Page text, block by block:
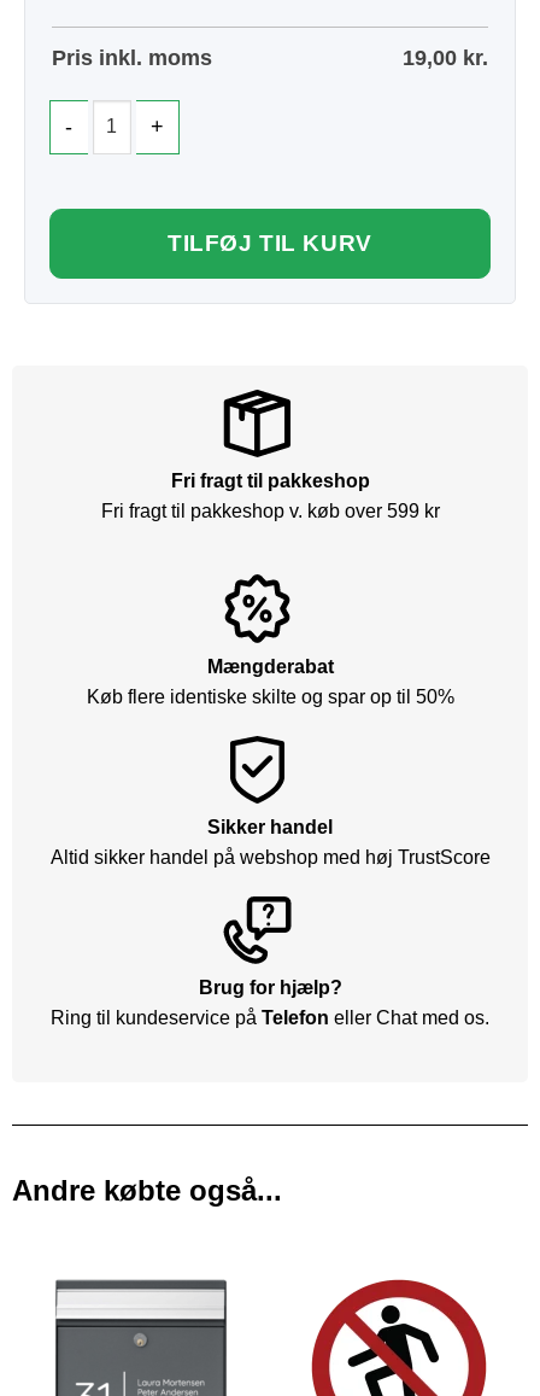
Pris inkl. moms 19,00 kr.
TILFØJ TIL KURV
Fri fragt til pakkeshop
Fri fragt til pakkeshop v. køb over 599 kr
Mængderabat
Køb flere identiske skilte og spar op til 50%
Sikker handel
Altid sikker handel på webshop med høj TrustScore
Brug for hjælp?
Ring til kundeservice på Telefon eller Chat med os.
Andre købte også...